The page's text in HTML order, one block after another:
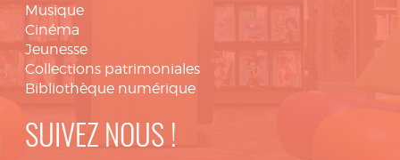
Musique
Cinéma
Jeunesse
Collections patrimoniales
Bibliothèque numérique
SUIVEZ NOUS !